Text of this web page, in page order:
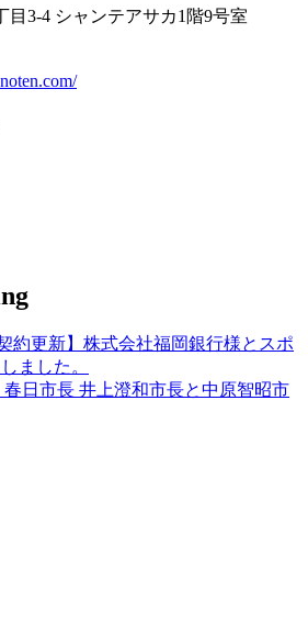
目3-4 シャンテアサカ1階9号室
約更新】株式会社福岡銀行様とスポ
ました。
日市長 井上澄和市長と中原智昭市